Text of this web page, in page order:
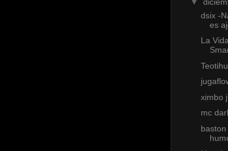
dsix -
es
La
ximbo
mc